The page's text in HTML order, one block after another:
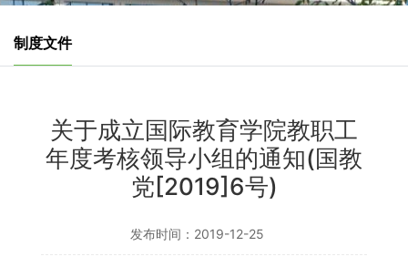
制度文件
关于成立国际教育学院教职工
年度考核领导小组的通知(国教
党[2019]6号)
发布时间：2019-12-25